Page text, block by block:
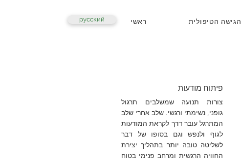
русский ראשי הגישה הטיפולית
פיתוח מודעות
צורות תנועה שמשלבים תרגול
גופני, נשימתי ורגשי. שלב אחרי שלב
המתרגל עובר דרך לקראת המודעות
לגוף ולנפש וגם בסופו של דבר
לשליטה טובה יותר בתהליך יצירת
החוויה הרגשית ומרחב פנימי בטוח